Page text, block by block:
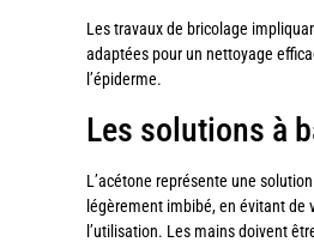
Les travaux de bricolage
adaptées pour un nettoyage
l’épiderme.
Les solutions à
L’acétone représente une
légèrement imbibé, en évitant de
l’utilisation. Les mains doivent